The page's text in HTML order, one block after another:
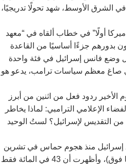
الشرق الأوسط، شهد تحولًا تدريجيًا،
أولًا” في خطاب ألقاه في “معهد
يشكلون بدورهم جزءًا أساسيًا من القاعدة
بل وضع فانس إسرائيل في فئة واحدة
صاغ معظم سياسات ترامب، يدعو هو
الأخير ردود فعل من اثنين من أبرز
الإعلامي الترامبي: لماذا يخاطر
من التقديس لإسرائيل؟ لستُ الوحيد
إسرائيل منذ هجوم حماس في تشرين
الأول (أكتوبر) 2023. وقارنت الدراسة بين فئة الشباب (من 18 إلى 24 عامًا) وكبار السن (65 عامًا فما فوق)، وأظهرت أن 43 في المائة فقط